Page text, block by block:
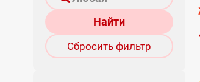
Найти
Сбросить фильтр